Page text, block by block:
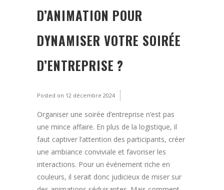
D’ANIMATION POUR
DYNAMISER VOTRE SOIRÉE
D’ENTREPRISE ?
Posted on 12 décembre 2024
Organiser une soirée d’entreprise n’est pas
une mince affaire. En plus de la logistique, il
faut captiver l’attention des participants, créer
une ambiance conviviale et favoriser les
interactions. Pour un événement riche en
couleurs, il serait donc judicieux de miser sur